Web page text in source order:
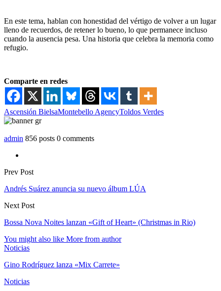
En este tema, hablan con honestidad del vértigo de volver a un lugar
lleno de recuerdos, de retener lo bueno, lo que permanece incluso
cuando la ausencia pesa. Una historia que celebra la memoria como
refugio.
Comparte en redes
Ascensión BielsaMontebello AgencyToldos Verdes
admin 856 posts 0 comments
Prev Post
Andrés Suárez anuncia su nuevo álbum LÚA
Next Post
Bossa Nova Noites lanzan «Gift of Heart» (Christmas in Rio)
You might also like More from author
Noticias
Gino Rodríguez lanza «Mix Carrete»
Noticias